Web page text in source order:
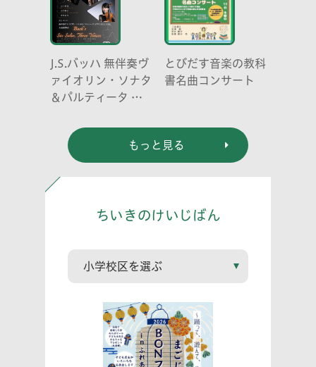
J.S.バッハ 無伴奏ヴ
ァイオリン・ソナタ
＆パルティータ 全
祐貴 川口尭史 伊東
真奈
とびだす音楽の教科
書名曲コンサート
もっと見る
ちいきのけいじばん